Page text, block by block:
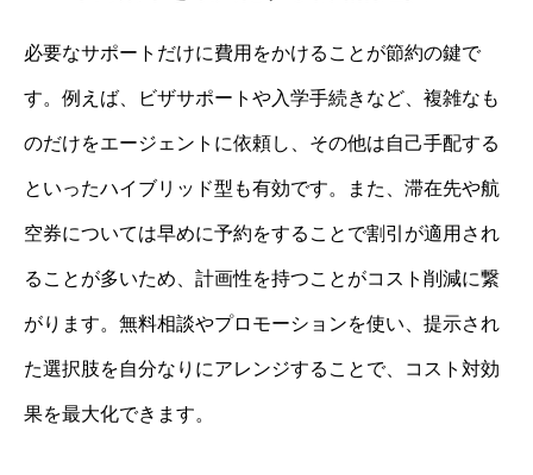
必要なサポートだけに費用をかけることが節約の鍵で
す。例えば、ビザサポートや入学手続きなど、複雑なも
のだけをエージェントに依頼し、その他は自己手配する
といったハイブリッド型も有効です。また、滞在先や航
空券については早めに予約をすることで割引が適用され
ることが多いため、計画性を持つことがコスト削減に繋
がります。無料相談やプロモーションを使い、提示され
た選択肢を自分なりにアレンジすることで、コスト対効
果を最大化できます。